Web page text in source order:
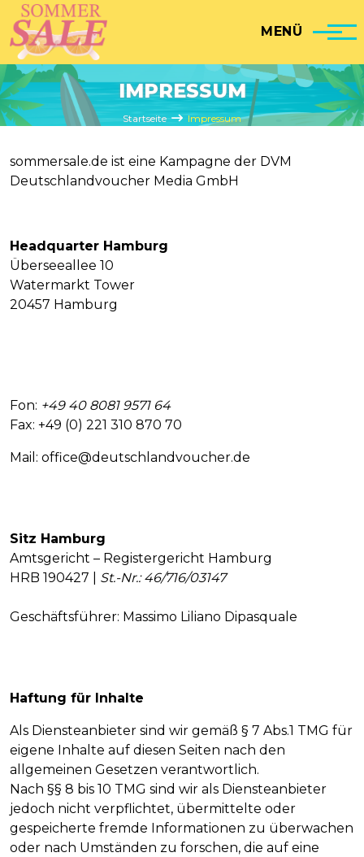
Direkt zum Inhalt
MENÜ
IMPRESSUM
Pfadnavigation
Startseite Impressum
sommersale.de ist eine Kampagne der DVM
Deutschlandvoucher Media GmbH
Headquarter Hamburg
Überseeallee 10
Watermarkt Tower
20457 Hamburg
Fon: +49 40 8081 9571 64
Fax: +49 (0) 221 310 870 70
Mail: office@deutschlandvoucher.de
Sitz Hamburg
Amtsgericht – Registergericht Hamburg
HRB 190427 | St.-Nr.: 46/716/03147
Geschäftsführer: Massimo Liliano Dipasquale
Haftung für Inhalte
Als Diensteanbieter sind wir gemäß § 7 Abs.1 TMG für
eigene Inhalte auf diesen Seiten nach den
allgemeinen Gesetzen verantwortlich.
Nach §§ 8 bis 10 TMG sind wir als Diensteanbieter
jedoch nicht verpflichtet, übermittelte oder
gespeicherte fremde Informationen zu überwachen
oder nach Umständen zu forschen, die auf eine